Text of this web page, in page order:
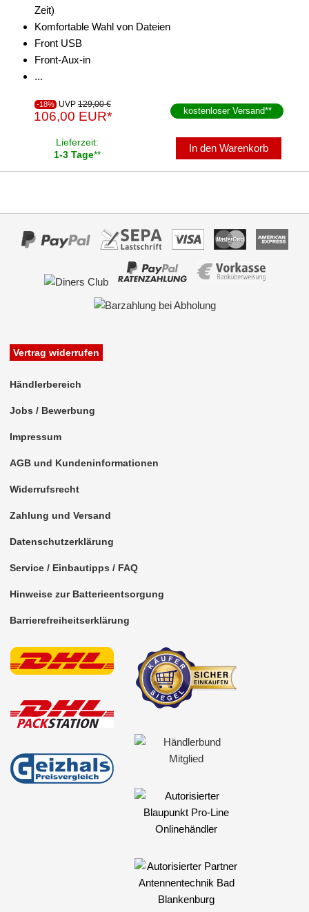
Zeit)
Komfortable Wahl von Dateien
Front USB
Front-Aux-in
...
-18% UVP 129,00 €
106,00 EUR* kostenloser Versand**
Lieferzeit:
1-3 Tage**
In den Warenkorb
Vertrag widerrufen
Händlerbereich
Jobs / Bewerbung
Impressum
AGB und Kundeninformationen
Widerrufsrecht
Zahlung und Versand
Datenschutzerklärung
Service / Einbautipps / FAQ
Hinweise zur Batterieentsorgung
Barrierefreiheitserklärung